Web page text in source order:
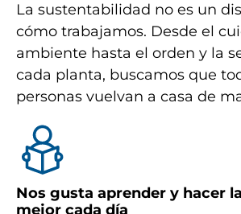
La sustentabilidad no es un
cómo trabajamos. Desde el
ambiente hasta el orden y la
cada planta, buscamos que
personas vuelvan a casa de
Nos gusta aprender y hacer
mejor cada día